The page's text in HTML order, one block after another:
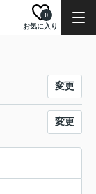
お気に入り
0
変更
変更